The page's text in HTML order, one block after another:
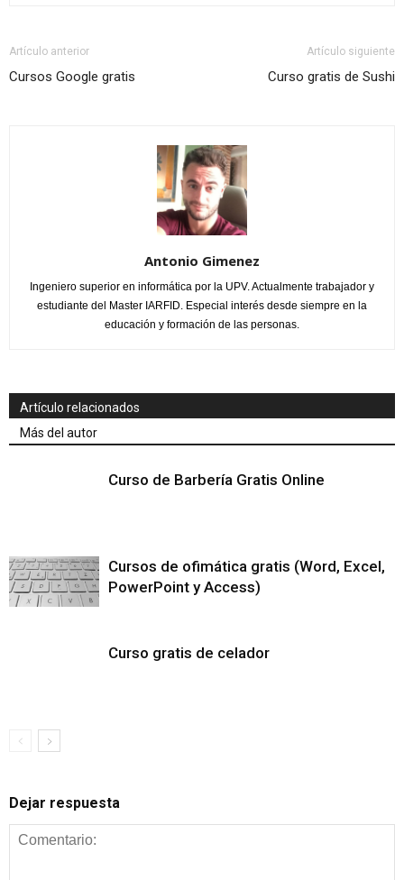
Artículo anterior
Cursos Google gratis
Artículo siguiente
Curso gratis de Sushi
Antonio Gimenez
Ingeniero superior en informática por la UPV. Actualmente trabajador y
estudiante del Master IARFID. Especial interés desde siempre en la
educación y formación de las personas.
Artículo relacionados
Más del autor
Curso de Barbería Gratis Online
Cursos de ofimática gratis (Word, Excel,
PowerPoint y Access)
Curso gratis de celador
Dejar respuesta